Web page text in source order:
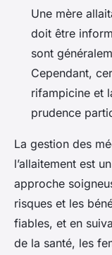
Une mère
doit être
sont
Cependant,
rifampicine et
prudence
La gestion des
l’allaitement est
approche
risques et les
fiables, et en
de la santé, les